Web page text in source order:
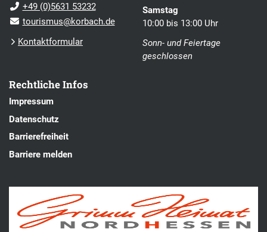
+49 (0)5631 53232
tourismus@korbach.de
Kontaktformular
Samstag
10:00 bis 13:00 Uhr
Sonn- und Feiertage
geschlossen
Rechtliche Infos
Impressum
Datenschutz
Barrierefreiheit
Barriere melden